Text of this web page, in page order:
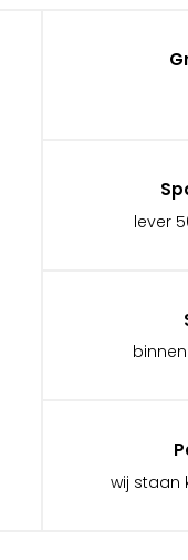
lever
wij staan